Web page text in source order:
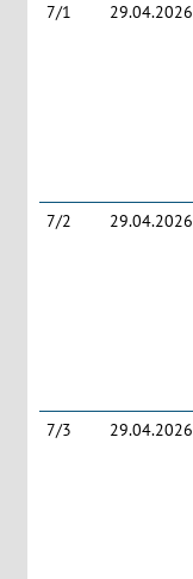
7/1 29.04.2026
7/2 29.04.2026
7/3 29.04.2026